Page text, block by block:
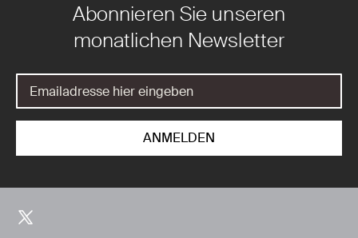
Abonnieren Sie unseren
monatlichen Newsletter